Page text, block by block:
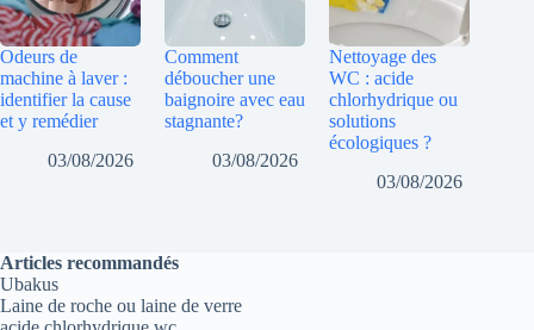
Odeurs de
machine à laver :
identifier la cause
et y remédier
03/08/2026
Comment
déboucher une
baignoire avec eau
stagnante?
03/08/2026
Nettoyage des
WC : acide
chlorhydrique ou
solutions
écologiques ?
03/08/2026
Articles recommandés
Ubakus
Laine de roche ou laine de verre